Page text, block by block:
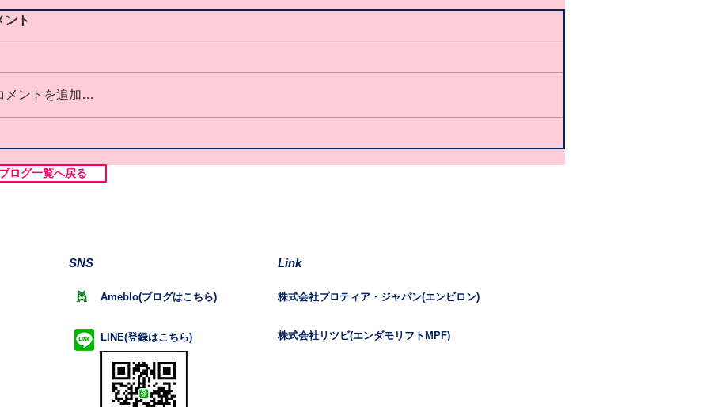
ント
メントを追加…
ログ一覧へ戻る
SNS
Ameblo(ブログはこちら)
LINE(登録はこちら)
Link
株式会社プロティア・ジャパン(エンビロン)
株式会社リツビ(エンダモリフトMPF)